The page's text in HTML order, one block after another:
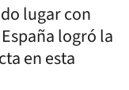
lugar con
logró la
en esta